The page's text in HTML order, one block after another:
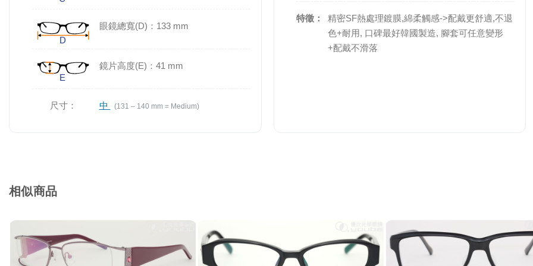
眼鏡總寬(D)：133 mm
鏡片高度(E)：41 mm
尺寸： 中 (131 – 140 mm = Medium)
特徵：
精密SF熱處理鍍膜,綿柔觸感->配戴更舒適,不退
色+耐用, 口碑最好韓國製造, 腳套可任意變形
+配戴不滑落
相似商品